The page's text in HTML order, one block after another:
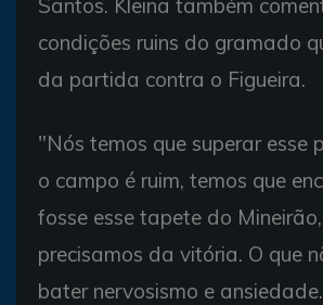
Santos. Kleina também
condições ruins do gramado
da partida contra o Figueira.
"Nós temos que superar esse
o campo é ruim, temos que
fosse esse tapete do
precisamos da vitória. O que
bater nervosismo e